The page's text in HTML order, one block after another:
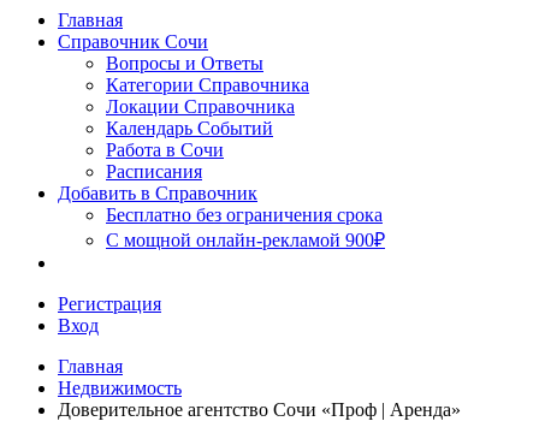
Сочи
Главная
Справочник Сочи
Вопросы и Ответы
Категории Справочника
Локации Справочника
Календарь Событий
Работа в Сочи
Расписания
Добавить в Справочник
Бесплатно без ограничения срока
С мощной онлайн-рекламой 900₽
Регистрация
Вход
Главная
Недвижимость
Доверительное агентство Сочи «Проф | Аренда»